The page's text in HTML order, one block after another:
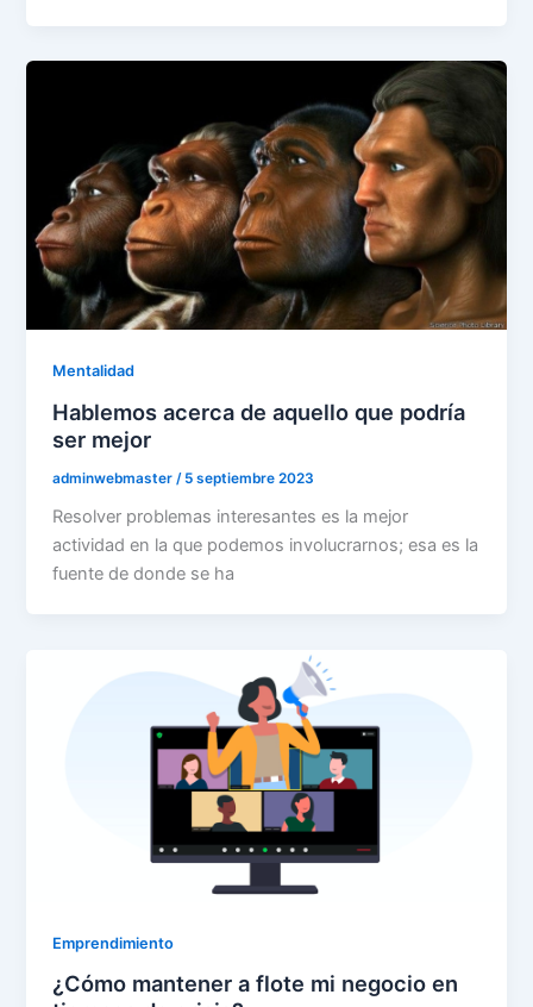
Mentalidad
Hablemos acerca de aquello que podría
ser mejor
adminwebmaster / 5 septiembre 2023
Resolver problemas interesantes es la mejor
actividad en la que podemos involucrarnos; esa es la
fuente de donde se ha
Emprendimiento
¿Cómo mantener a flote mi negocio en